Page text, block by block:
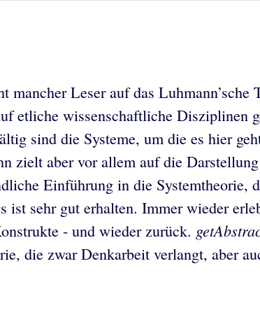
Leser auf das
etliche wissenschaftliche Disziplinen
sind die Systeme, um die es hier
zielt aber vor allem auf die
Einführung in die
ist sehr gut erhalten. Immer wieder
- und wieder zurück.
die zwar Denkarbeit verlangt, aber